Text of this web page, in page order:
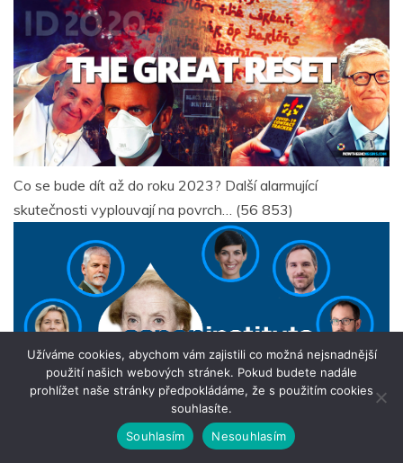
Co se bude dít až do roku 2023? Další alarmující
skutečnosti vyplouvají na povrch… (56 853)
Užíváme cookies, abychom vám zajistili co možná nejsnadnější
použití našich webových stránek. Pokud budete nadále
prohlížet naše stránky předpokládáme, že s použitím cookies
souhlasíte.
Souhlasím
Nesouhlasím